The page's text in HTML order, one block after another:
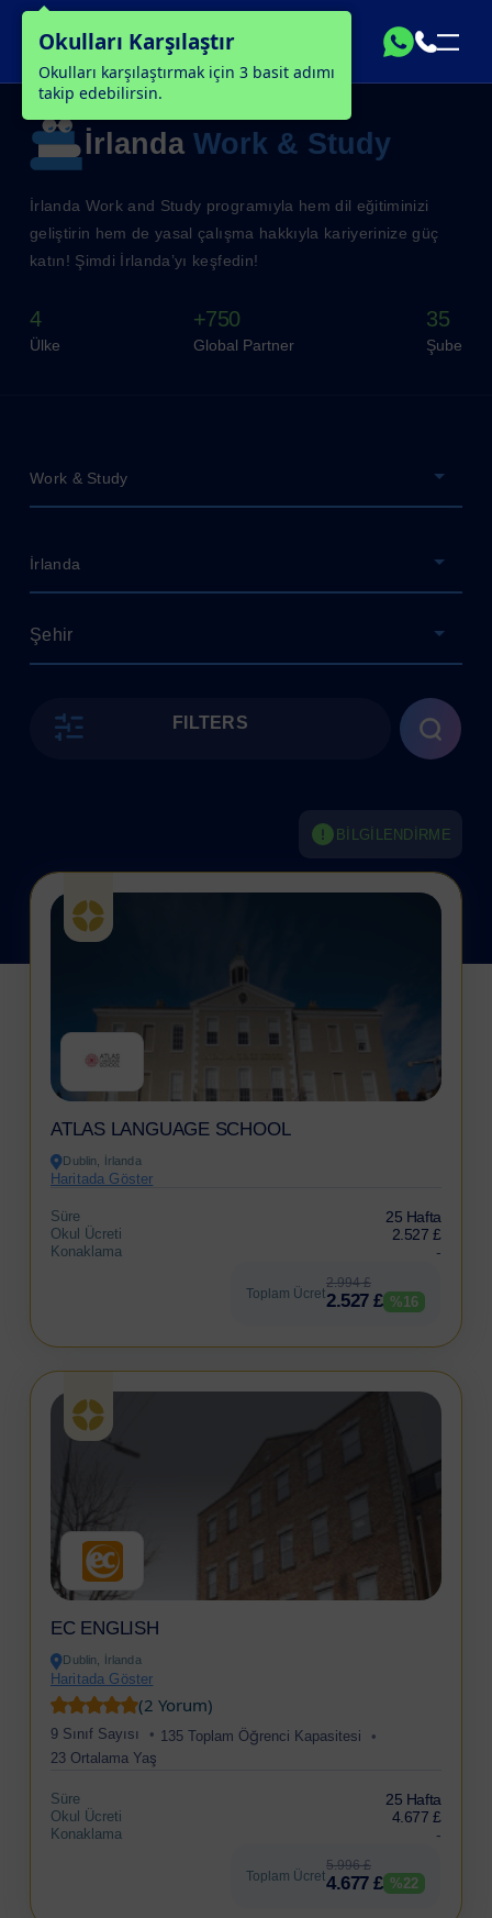
İrlanda Work & Study
İrlanda Work and Study programıyla hem dil eğitiminizi
geliştirin hem de yasal çalışma hakkıyla kariyerinize güç
katın! Şimdi İrlanda’yı keşfedin!
4
Ülke
+750
Global Partner
35
Şube
Work & Study
İrlanda
Şehir
FILTERS
BILGILENDIRME
ATLAS LANGUAGE SCHOOL
Dublin, İrlanda
Haritada Göster
Süre 25 Hafta
Okul Ücreti 2.527 £
Konaklama -
Toplam Ücret
2.994 £
2.527 £ %16
EC ENGLISH
Dublin, İrlanda
Haritada Göster
(2 Yorum)
9 Sınıf Sayısı
135 Toplam Öğrenci Kapasitesi
23 Ortalama Yaş
Süre 25 Hafta
Okul Ücreti 4.677 £
Konaklama -
Toplam Ücret
5.996 £
4.677 £ %22
Okulları Karşılaştır
Okulları karşılaştırmak için 3 basit adımı
takip edebilirsin.